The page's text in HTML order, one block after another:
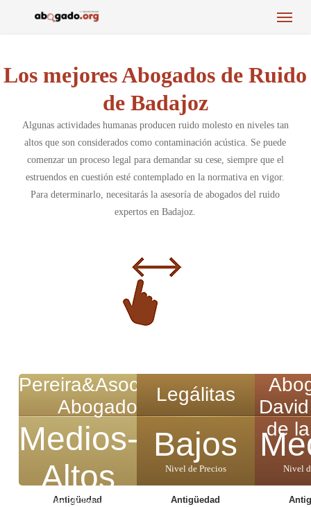
Menu
Los mejores Abogados de Ruido
de Badajoz
Algunas actividades humanas producen ruido molesto en niveles tan
altos que son considerados como contaminación acústica. Se puede
comenzar un proceso legal para demandar su cese, siempre que el
estruendos en cuestión esté contemplado en la normativa en vigor.
Para determinarlo, necesitarás la asesoría de abogados del ruido
expertos en Badajoz.
Pereira&Asociados
Abogados
Medios-
Altos
Nivel de Precios
Antigüedad
Legálitas
Bajos
Nivel de Precios
Antigüedad
de
Nivel